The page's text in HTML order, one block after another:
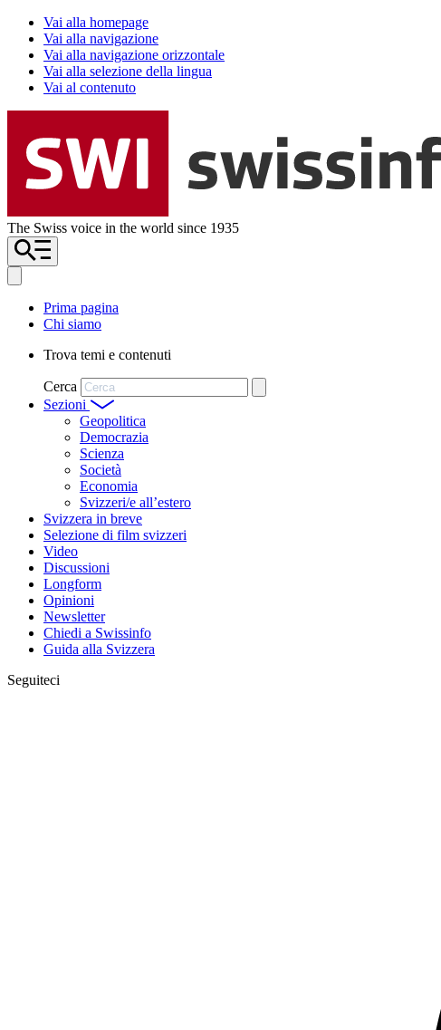
Vai alla homepage
Vai alla navigazione
Vai alla navigazione orizzontale
Vai alla selezione della lingua
Vai al contenuto
The Swiss voice in the world since 1935
Prima pagina
Chi siamo
Trova temi e contenuti
Cerca
Sezioni
Geopolitica
Democrazia
Scienza
Società
Economia
Svizzeri/e all’estero
Svizzera in breve
Selezione di film svizzeri
Video
Discussioni
Longform
Opinioni
Newsletter
Chiedi a Swissinfo
Guida alla Svizzera
Seguiteci